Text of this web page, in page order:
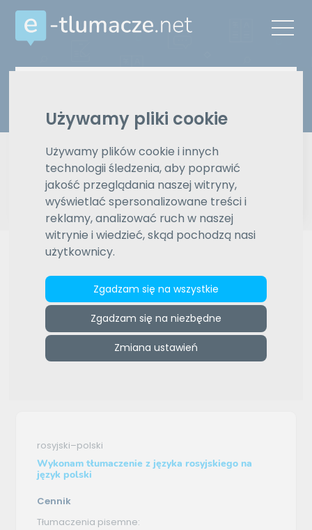
Używamy pliki cookie
Używamy plików cookie i innych
technologii śledzenia, aby poprawić
jakość przeglądania naszej witryny,
wyświetlać spersonalizowane treści i
reklamy, analizować ruch w naszej
witrynie i wiedzieć, skąd pochodzą nasi
użytkownicy.
Zgadzam się na wszystkie
Zgadzam się na niezbędne
Zmiana ustawień
Typ tłumaczenia
Pisemne czy ustne
Znajdź tłumacza
Wyszukiwanie zaawansowane
ZAMÓW REKLAMĘ W TYM MIEJSCU
e-tlumacze.net>Sofia Kiseleva>Oferta tłumaczenia -
rosyjski–polski
Wykonam tłumaczenie z języka rosyjskiego na
język polski
Cennik
Tłumaczenia pisemne: